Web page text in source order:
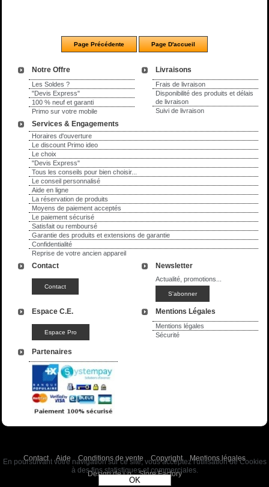
Notre Offre
Les Soldes ?
"Devis Express"
100 % neuf et garanti
Primo sur votre mobile
Livraisons
Frais de livraison
Disponibilité des produits et délais
de livraison
Suivi de livraison
Services & Engagements
Horaires d'ouverture
Le discount Primo ideo
Le choix
"Devis Express"
Tous les conseils pour bien choisir...
Le conseil personnalisé
Aide en ligne
La réservation de produits
Moyens de paiement acceptés
Le paiement sécurisé
Satisfait ou remboursé
Garantie des produits et extensions de garantie
Confidentialité
Reprise de votre ancien appareil
Contact Newsletter
Actualité, promotions...
Espace C.E. Mentions Légales
Mentions légales
Sécurité
Partenaires
Contact Aide Conditions de vente Copyright
Mentions légales
Design de Lo
Store Factory
En poursuivant votre navigation sur ce site, vous acceptez l'utilisation de Cookies
à des fins statistiques et commerciales.
OK